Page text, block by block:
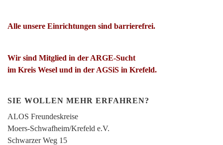
Alle unsere Einrichtungen sind barrierefrei.
Wir sind Mitglied in der ARGE-Sucht
im Kreis Wesel und in der AGSiS in Krefeld.
SIE WOLLEN MEHR ERFAHREN?
ALOS Freundeskreise
Moers-Schwafheim/Krefeld e.V.
Schwarzer Weg 15